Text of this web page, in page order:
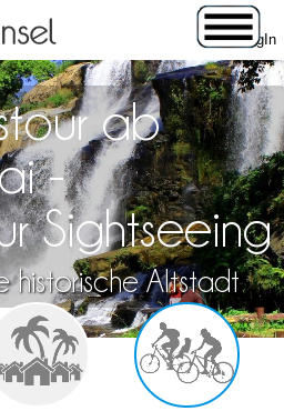
ab
-
Sightseeing
historische Altstadt